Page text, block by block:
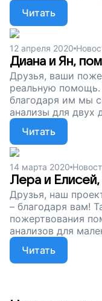
Читать
12 апреля 2020
Диана и Ян,
Друзья, ваши
реальную помощь.
благодаря им мы
анализы для двух
Читать
14 марта 2020
Лера и
Друзья, наш
– благодаря вам!
пожертвования
анализов для
Читать